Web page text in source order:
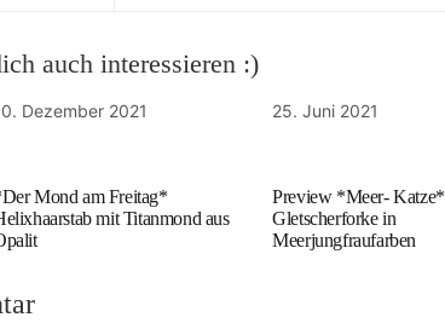
auch interessieren :)
Dezember 2021
Mond am Freitag*
mit Titanmond aus
25. Juni 2021
Preview *Meer- Katze*
Gletscherforke in
Meerjungfraufarben